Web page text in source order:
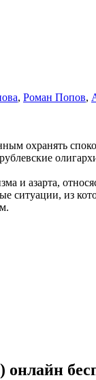
, Роман Попов,
охранять
и азарта,
из
онлайн